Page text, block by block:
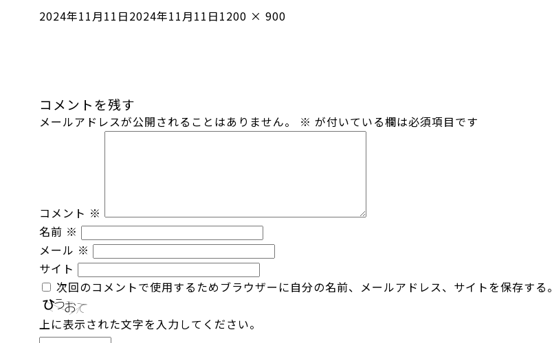
投
2024年11月11日2024年11月11日フ
1200 × 900
コメントを残す
メールアドレスが公開されることはありません。 ※ が付いている欄は必須項目です
コメント ※
名前 ※
メール ※
サイト
次回のコメントで使用するためブラウザーに自分の名前、メールアドレス、サイトを保存する。
上に表示された文字を入力してください。